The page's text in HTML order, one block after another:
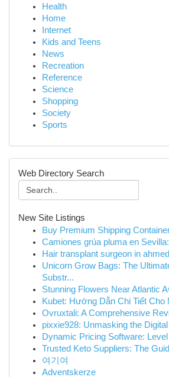
Health
Home
Internet
Kids and Teens
News
Recreation
Reference
Science
Shopping
Society
Sports
Web Directory Search
New Site Listings
Buy Premium Shipping
Camiones grúa pluma en
Hair transplant surgeon in
Unicorn Grow Bags: The
Substr...
Stunning Flowers Near Atlantic
Kubet: Hướng Dẫn Chi Tiết
Ovruxtali: A Comprehensive
pixxie928: Unmasking the
Dynamic Pricing Software:
Trusted Keto Suppliers: The
여기여
Adventskerze